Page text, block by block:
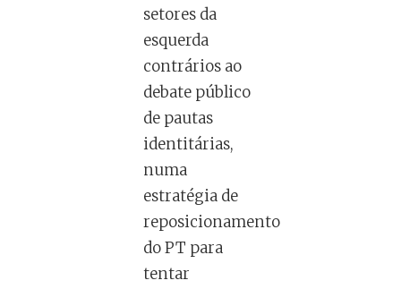
setores da
esquerda
contrários ao
debate público
de pautas
identitárias,
numa
estratégia de
reposicionamento
do PT para
tentar